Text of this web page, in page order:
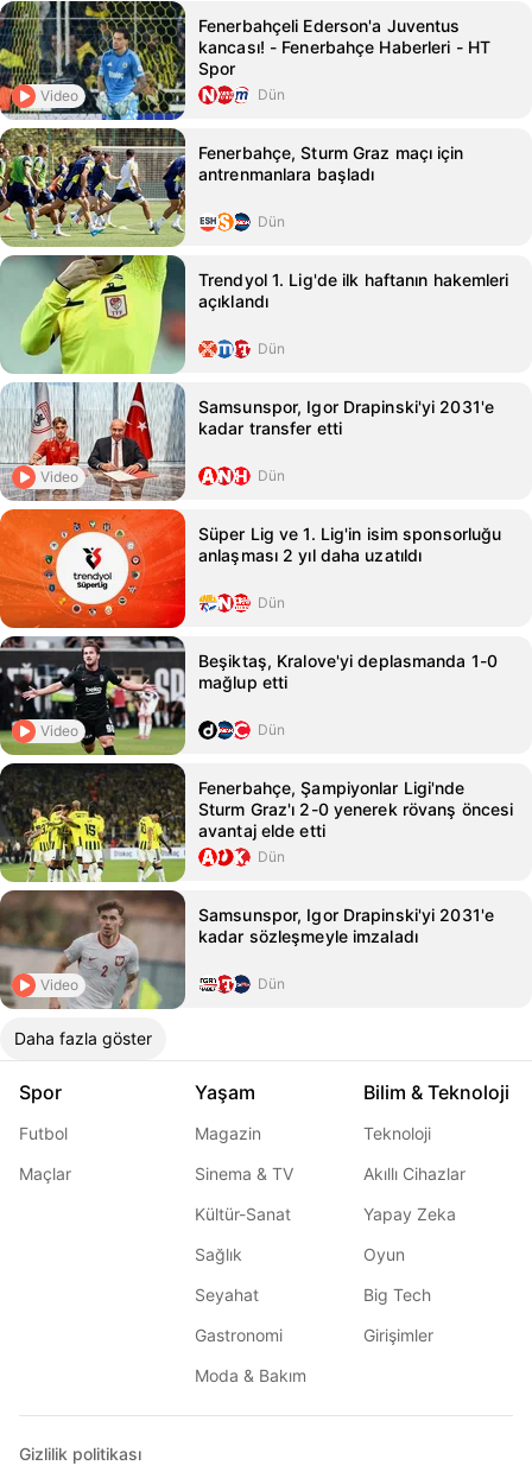
Video
Fenerbahçeli Ederson'a Juventus
kancası! - Fenerbahçe Haberleri - HT
Spor
Dün
Fenerbahçe, Sturm Graz maçı için
antrenmanlara başladı
Dün
Trendyol 1. Lig'de ilk haftanın hakemleri
açıklandı
Dün
Video
Samsunspor, Igor Drapinski'yi 2031'e
kadar transfer etti
Dün
Süper Lig ve 1. Lig'in isim sponsorluğu
anlaşması 2 yıl daha uzatıldı
Dün
Video
Beşiktaş, Kralove'yi deplasmanda 1-0
mağlup etti
Dün
Fenerbahçe, Şampiyonlar Ligi'nde
Sturm Graz'ı 2-0 yenerek rövanş öncesi
avantaj elde etti
Dün
Video
Samsunspor, Igor Drapinski'yi 2031'e
kadar sözleşmeyle imzaladı
Dün
Daha fazla göster
Spor
Futbol
Maçlar
Yaşam
Magazin
Sinema & TV
Kültür-Sanat
Sağlık
Seyahat
Gastronomi
Moda & Bakım
Bilim & Teknoloji
Teknoloji
Akıllı Cihazlar
Yapay Zeka
Oyun
Big Tech
Girişimler
Gizlilik politikası